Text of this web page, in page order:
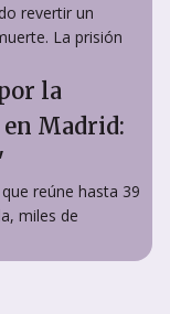
revertir un
La prisión
la
Madrid:
reúne hasta 39
miles de